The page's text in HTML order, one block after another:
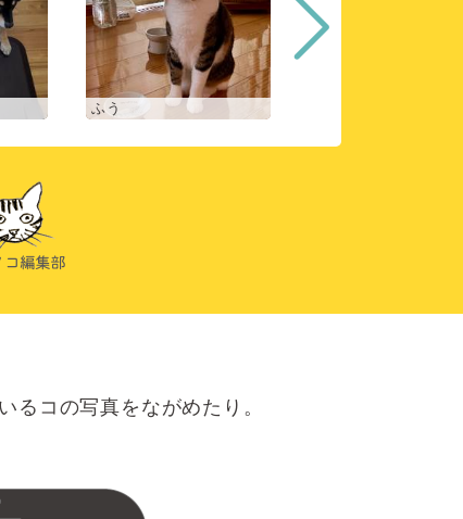
ふう
るコの写真をながめたり。